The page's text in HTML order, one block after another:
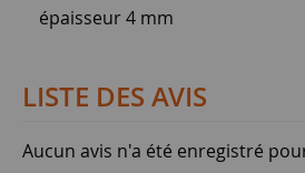
épaisseur 4 mm
LISTE DES AVIS
Aucun avis n'a été enregistré